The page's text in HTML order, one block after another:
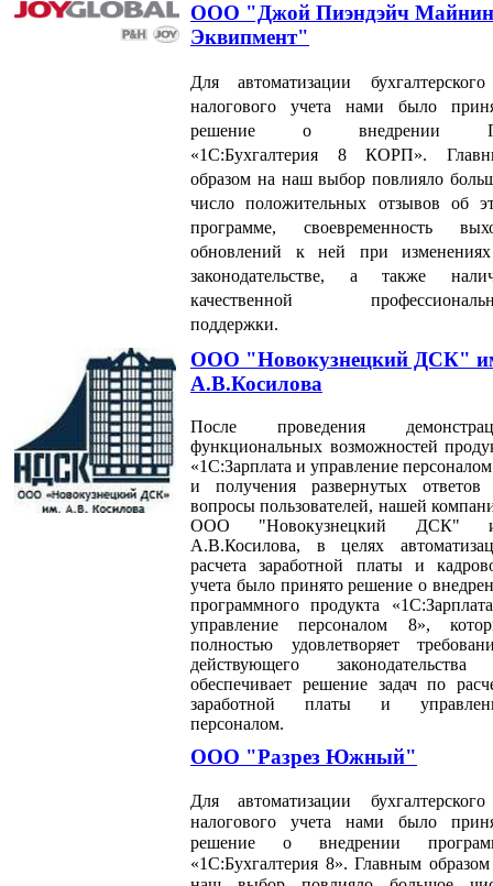
ООО "Джой Пиэндэйч
Эквипмент"
Для автоматизации
налогового учета нами было
решение о внедрении
«1С:Бухгалтерия 8 КОРП».
образом на наш выбор повлияло
число положительных отзывов об
программе, своевременность
обновлений к ней при
законодательстве, а также
качественной
поддержки.
ООО "Новокузнецкий ДСК"
А.В.Косилова
После проведения
функциональных возможностей
«1С:Зарплата и управление
и получения развернутых ответов
вопросы пользователей, нашей
ООО "Новокузнецкий ДСК"
А.В.Косилова, в целях
расчета заработной платы и
учета было принято решение о
программного продукта
управление персоналом 8»,
полностью удовлетворяет
действующего
обеспечивает решение задач по
заработной платы и
персоналом.
ООО "Разрез Южный"
Для автоматизации
налогового учета нами было
решение о внедрении
«1С:Бухгалтерия 8». Главным